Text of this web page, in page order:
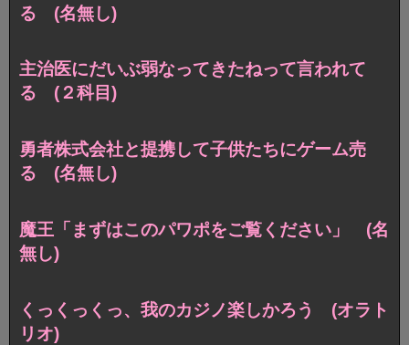
る (名無し)
主治医にだいぶ弱なってきたねって言われて
る (２科目)
勇者株式会社と提携して子供たちにゲーム売
る (名無し)
魔王「まずはこのパワポをご覧ください」 (名
無し)
くっくっくっ、我のカジノ楽しかろう (オラト
リオ)